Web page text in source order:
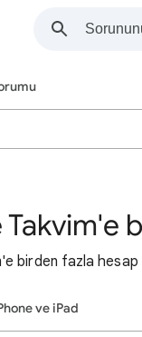
birden fazla hesap
ve iPad